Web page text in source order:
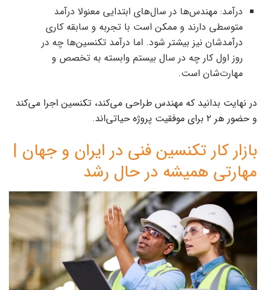
درآمد: مهندس‌ها در سال‌های ابتدایی معنولا درآمد
متوسطی دارند و ممکن است با تجربه و سابقه کاری
درآمدشان نیز بیشتر شود. اما درآمد تکنسین‌ها چه در
روز اول کار چه در سال بیستم وابسته به تخصص و
مهارت‌شان است.
در نهایت بدانید که مهندس طراحی می‌کند، تکنسین اجرا می‌کند
و حضور هر ۲ برای موفقیت پروژه حیاتی‌اند.
بازار کار تکنسین فنی در ایران و جهان |
مهارتی همیشه در حال رشد